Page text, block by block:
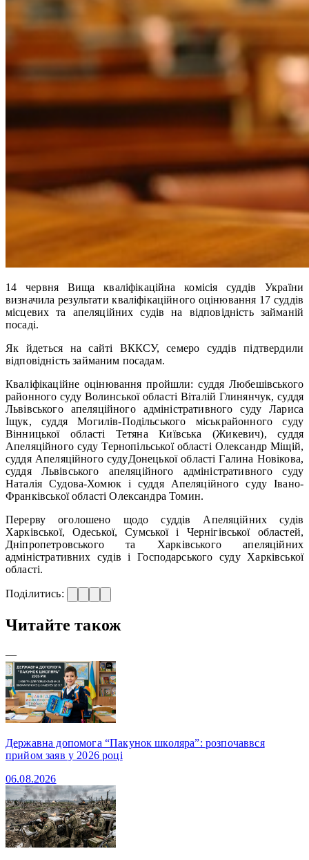
14 червня Вища кваліфікаційна комісія суддів України
визначила результати кваліфікаційного оцінювання 17 суддів
місцевих та апеляційних судів на відповідність займаній
посаді.
Як йдеться на сайті ВККСУ, семеро суддів підтвердили
відповідність займаним посадам.
Кваліфікаційне оцінювання пройшли: суддя Любешівського
районного суду Волинської області Віталій Глинянчук, суддя
Львівського апеляційного адміністративного суду Лариса
Іщук, суддя Могилів-Подільського міськрайонного суду
Вінницької області Тетяна Київська (Жикевич), суддя
Апеляційного суду Тернопільської області Олександр Міщій,
суддя Апеляційного судуДонецької області Галина Новікова,
суддя Львівського апеляційного адміністративного суду
Наталія Судова-Хомюк і суддя Апеляційного суду Івано-
Франківської області Олександра Томин.
Перерву оголошено щодо суддів Апеляційних судів
Харківської, Одеської, Сумської і Чернігівської областей,
Дніпропетровського та Харківського апеляційних
адміністративних судів і Господарського суду Харківської
області.
Поділитись:
Читайте також
—
Державна допомога “Пакунок школяра”: розпочаввся
прийом заяв у 2026 році
06.08.2026